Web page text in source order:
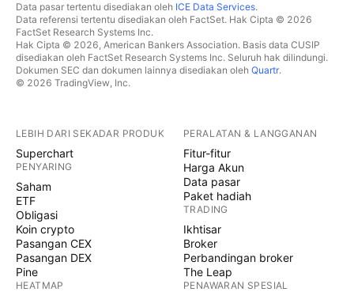
Data pasar tertentu disediakan oleh ICE Data Services.
Data referensi tertentu disediakan oleh FactSet. Hak Cipta © 2026
FactSet Research Systems Inc.
Hak Cipta © 2026, American Bankers Association. Basis data CUSIP
disediakan oleh FactSet Research Systems Inc. Seluruh hak dilindungi.
Dokumen SEC dan dokumen lainnya disediakan oleh Quartr.
© 2026 TradingView, Inc.
LEBIH DARI SEKADAR PRODUK
Superchart
PENYARING
Saham
ETF
Obligasi
Koin crypto
Pasangan CEX
Pasangan DEX
Pine
HEATMAP
PERALATAN & LANGGANAN
Fitur-fitur
Harga Akun
Data pasar
Paket hadiah
TRADING
Ikhtisar
Broker
Perbandingan broker
The Leap
PENAWARAN SPESIAL